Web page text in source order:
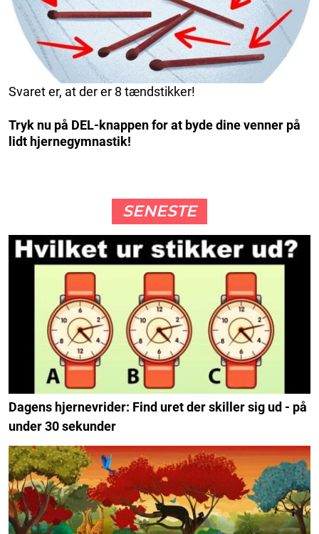
Svaret er, at der er 8 tændstikker!
Tryk nu på DEL-knappen for at byde dine venner på
lidt hjernegymnastik!
SENESTE
Dagens hjernevrider: Find uret der skiller sig ud - på
under 30 sekunder